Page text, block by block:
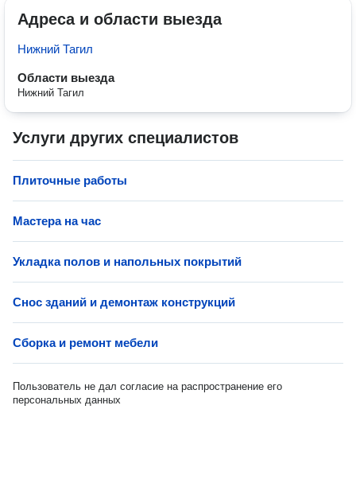
Адреса и области выезда
Нижний Тагил
Области выезда
Нижний Тагил
Услуги других специалистов
Плиточные работы
Мастера на час
Укладка полов и напольных покрытий
Снос зданий и демонтаж конструкций
Сборка и ремонт мебели
Пользователь не дал согласие на распространение его
персональных данных